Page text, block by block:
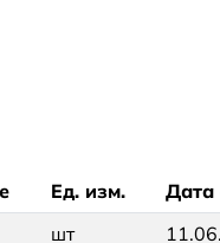
Ед. изм.
Дата
шт